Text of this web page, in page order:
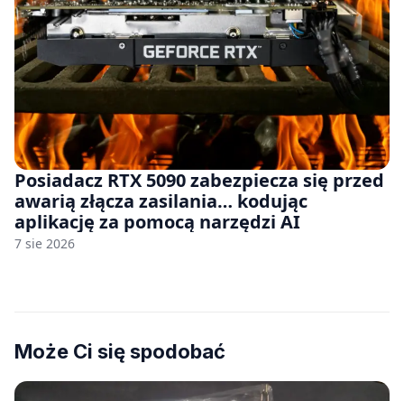
Posiadacz RTX 5090 zabezpiecza się przed
awarią złącza zasilania… kodując
aplikację za pomocą narzędzi AI
7 sie 2026
Może Ci się spodobać